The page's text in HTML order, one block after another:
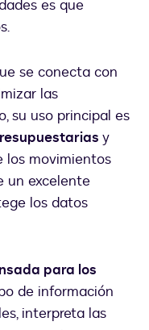
es que
se conecta con
las
su uso principal es
y
los movimientos
un excelente
los datos
para los
de información
interpreta las